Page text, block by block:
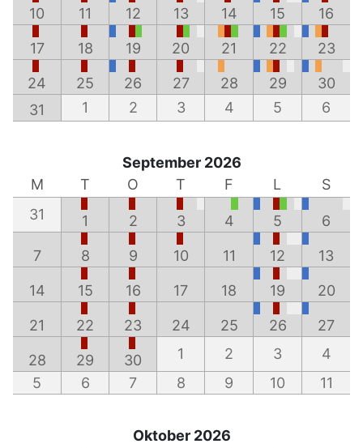
10 11 12 13 14 15 16
17 18 19 20 21 22 23
24 25 26 27 28 29
30
31
1 2 3 4 5 6
September 2026
M
T O T F L
S
31
1 2 3 4 5 6
7 8 9 10 11 12 13
14 15 16 17 18 19 20
21 22 23 24 25 26 27
28 29 30 1 2 3
4
5
6 7 8 9 10 11
Oktober 2026